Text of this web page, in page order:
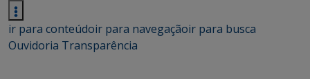
ir para conteúdoir para navegaçãoir para busca
Ouvidoria Transparência